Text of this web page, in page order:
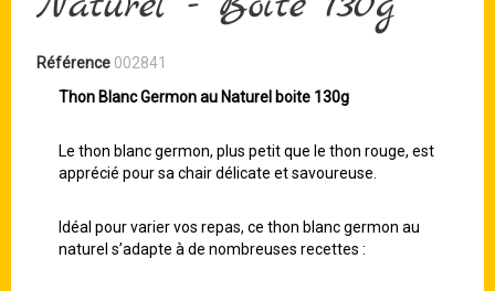
Référence 002841
Thon Blanc Germon au Naturel boite 130g
Le thon blanc germon, plus petit que le thon rouge, est
apprécié pour sa chair délicate et savoureuse.
Idéal pour varier vos repas, ce thon blanc germon au
naturel s’adapte à de nombreuses recettes :